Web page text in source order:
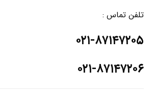
تلفن تماس :
۰۲۱-۸۷۱۴۷۲۰۵
۰۲۱-۸۷۱۴۷۲۰۶